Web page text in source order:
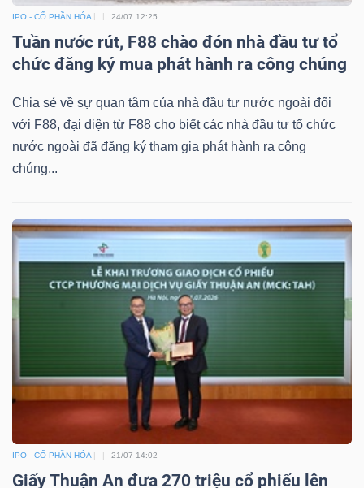
IPO - CỔ PHẦN HÓA 24/07 12:25
Tuần nước rút, F88 chào đón nhà đầu tư tổ
chức đăng ký mua phát hành ra công chúng
Chia sẻ về sự quan tâm của nhà đầu tư nước ngoài đối
với F88, đại diện từ F88 cho biết các nhà đầu tư tổ chức
nước ngoài đã đăng ký tham gia phát hành ra công
chúng...
IPO - CỔ PHẦN HÓA 21/07 14:02
Giấy Thuận An đưa 270 triệu cổ phiếu lên
thông
tài
chính
liệu
chính